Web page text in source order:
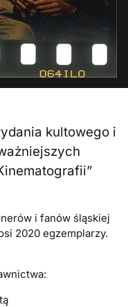
kultowego i
i fanów śląskiej
2020 egzemplarzy.